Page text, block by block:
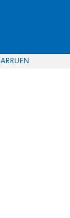
EN
RU
AR